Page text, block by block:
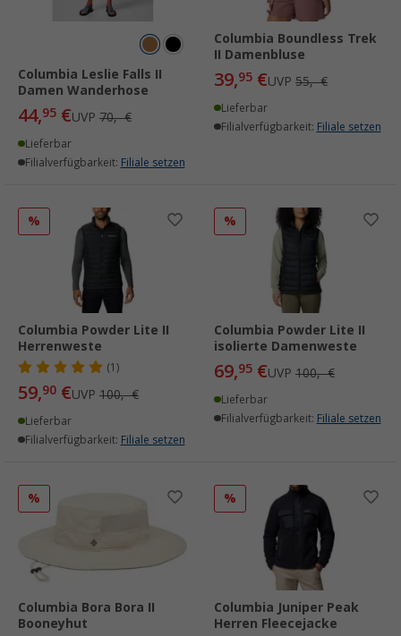
Columbia Leslie Falls II
Damen Wanderhose
44,95 €UVP 70,- €
Lieferbar
Filialverfügbarkeit: Filiale setzen
Columbia Boundless Trek
II Damenbluse
39,95 €UVP 55,- €
Lieferbar
Filialverfügbarkeit: Filiale setzen
%
Columbia Powder Lite II
Herrenweste
(1)
59,90 €UVP 100,- €
Lieferbar
Filialverfügbarkeit: Filiale setzen
%
Columbia Powder Lite II
isolierte Damenweste
69,95 €UVP 100,- €
Lieferbar
Filialverfügbarkeit: Filiale setzen
%
Columbia Bora Bora II
Booneyhut
%
Columbia Juniper Peak
Herren Fleecejacke